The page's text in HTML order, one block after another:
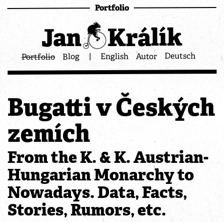
Portfolio
Jan Králík
Portfolio Blog | English Autor Deutsch
Bugatti v Českých
zemích
From the K. & K. Austrian-
Hungarian Monarchy to
Nowadays. Data, Facts,
Stories, Rumors, etc.